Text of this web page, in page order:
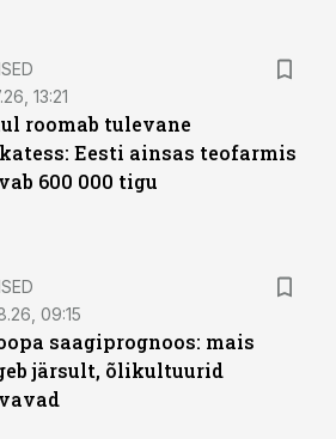
13:21
roomab tulevane
Eesti ainsas teofarmis
600 000 tigu
09:15
saagiprognoos: mais
järsult, õlikultuurid